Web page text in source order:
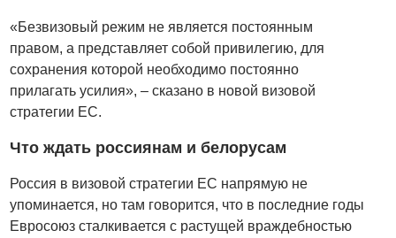
«Безвизовый режим не является постоянным
правом, а представляет собой привилегию, для
сохранения которой необходимо постоянно
прилагать усилия», – сказано в новой визовой
стратегии ЕС.
Что ждать россиянам и белорусам
Россия в визовой стратегии ЕС напрямую не
упоминается, но там говорится, что в последние годы
Евросоюз сталкивается с растущей враждебностью